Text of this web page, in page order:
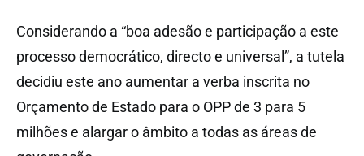
Considerando a “boa adesão e participação a este
processo democrático, directo e universal”, a tutela
decidiu este ano aumentar a verba inscrita no
Orçamento de Estado para o OPP de 3 para 5
milhões e alargar o âmbito a todas as áreas de